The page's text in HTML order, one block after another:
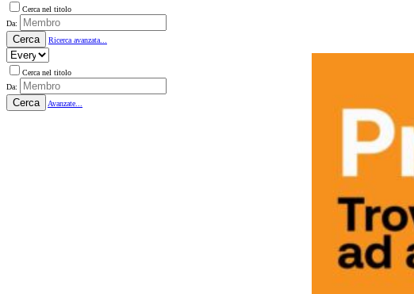
Cerca nel titolo
Da:
Cerca Ricerca avanzata...
Cerca nel titolo
Da:
Cerca Avanzate...